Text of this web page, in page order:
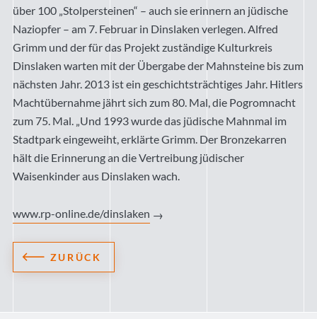
über 100 „Stolpersteinen“ – auch sie erinnern an jüdische
Naziopfer – am 7. Februar in Dinslaken verlegen. Alfred
Grimm und der für das Projekt zuständige Kulturkreis
Dinslaken warten mit der Übergabe der Mahnsteine bis zum
nächsten Jahr. 2013 ist ein geschichtsträchtiges Jahr. Hitlers
Machtübernahme jährt sich zum 80. Mal, die Pogromnacht
zum 75. Mal. „Und 1993 wurde das jüdische Mahnmal im
Stadtpark eingeweiht, erklärte Grimm. Der Bronzekarren
hält die Erinnerung an die Vertreibung jüdischer
Waisenkinder aus Dinslaken wach.
www.rp-online.de/dinslaken
ZURÜCK